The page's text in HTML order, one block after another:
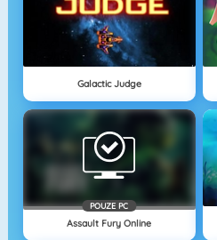
Galactic Judge
POUZE PC
Assault Fury Online